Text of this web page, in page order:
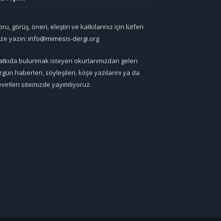
görüş, öneri, eleştiri ve katkılarınız için lütfen
yazın: info@mimesis-dergi.org
bulunmak isteyen okurlarımızdan gelen
haberleri, söyleşileri, köşe yazılarını ya da
sitemizde yayımlıyoruz.